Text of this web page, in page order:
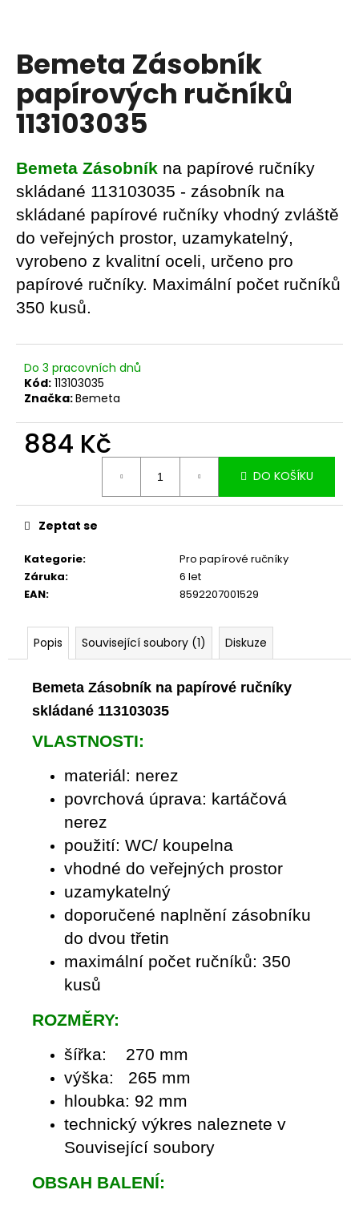
Bemeta Zásobník
papírových ručníků
113103035
Bemeta Zásobník na papírové ručníky
skládané 113103035 - zásobník na
skládané papírové ručníky vhodný zvláště
do veřejných prostor, uzamykatelný,
vyrobeno z kvalitní oceli, určeno pro
papírové ručníky. Maximální počet ručníků
350 kusů.
Do 3 pracovních dnů
Kód: 113103035
Značka:Bemeta
884 Kč
DO KOŠÍKU
Kategorie:
Pro papírové ručníky
Záruka:
6 let
EAN: 8592207001529
Zeptat se
Popis Související soubory (1) Diskuze
Bemeta Zásobník na papírové ručníky
skládané 113103035
VLASTNOSTI:
materiál: nerez
povrchová úprava: kartáčová
nerez
použití: WC/ koupelna
vhodné do veřejných prostor
uzamykatelný
doporučené naplnění zásobníku
do dvou třetin
maximální počet ručníků: 350
kusů
ROZMĚRY:
šířka: 270 mm
výška: 265 mm
hloubka: 92 mm
technický výkres naleznete v
Související soubory
OBSAH BALENÍ:
í
t
?
HLEDAT
D
o
p
o
u
č
u
m